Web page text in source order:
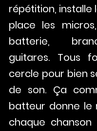
répétition, installe
place les
batterie,
guitares. Tous
cercle pour bien
de son. Ça
batteur donne le
chaque chanson :